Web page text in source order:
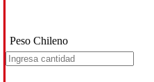
Peso Chileno